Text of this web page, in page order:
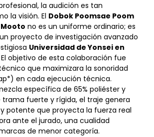
la audición es tan
la visión. El Dobok Poomsae Poom
no es un uniforme ordinario; es
proyecto de investigación avanzado
Universidad de Yonsei en
El objetivo de esta colaboración fue
que maximizara la sonoridad
en cada ejecución técnica.
específica de 65% poliéster y
trama fuerte y rígida, el traje genera
potente que proyecta la fuerza real
ante el jurado, una cualidad
de menor categoría.